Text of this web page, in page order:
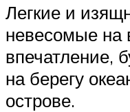
Легкие и
невесомые на
впечатление,
на берегу
острове.